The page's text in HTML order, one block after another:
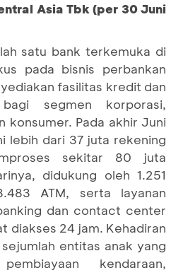
Asia Tbk (per 30 Juni
satu bank terkemuka di
pada bisnis perbankan
fasilitas kredit dan
segmen korporasi,
konsumer. Pada akhir Juni
lebih dari 37 juta rekening
sekitar 80 juta
didukung oleh 1.251
ATM, serta layanan
dan contact center
diakses 24 jam. Kehadiran
entitas anak yang
kendaraan,